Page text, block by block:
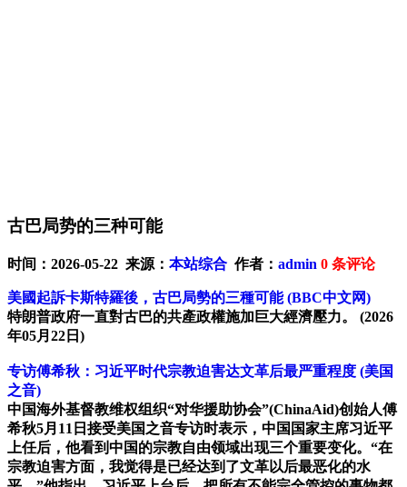
古巴局势的三种可能
时间：2026-05-22 来源： 本站综合 作者： admin 0 条评论
美國起訴卡斯特羅後，古巴局勢的三種可能 (BBC中文网)
特朗普政府一直對古巴的共產政權施加巨大經濟壓力。
(2026
年05月22日)
专访傅希秋：习近平时代宗教迫害达文革后最严重程度 (美国
之音)
中国海外基督教维权组织“对华援助协会”(ChinaAid)创始人傅
希秋5月11日接受美国之音专访时表示，中国国家主席习近平
上任后，他看到中国的宗教自由领域出现三个重要变化。“在
宗教迫害方面，我觉得是已经达到了文革以后最恶化的水